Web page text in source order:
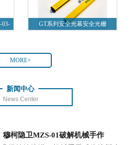
03-
GT系列安全光幕安全光栅
MORE+
新闻中心
News Center
柯隐卫MZS-01破解机械手作